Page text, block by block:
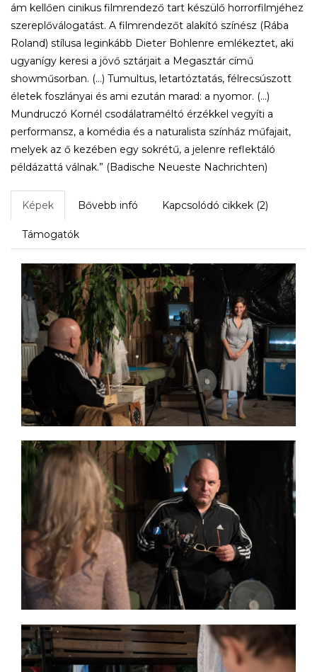
ám kellően cinikus filmrendező tart készülő horrorfilmjéhez
szereplőválogatást. A filmrendezőt alakító színész (Rába
Roland) stílusa leginkább Dieter Bohlenre emlékeztet, aki
ugyanígy keresi a jövő sztárjait a Megasztár című
showműsorban. (...) Tumultus, letartóztatás, félrecsúszott
életek foszlányai és ami ezután marad: a nyomor. (…)
Mundruczó Kornél csodálatraméltó érzékkel vegyíti a
performansz, a komédia és a naturalista színház műfajait,
melyek az ő kezében egy sokrétű, a jelenre reflektáló
példázattá válnak.” (Badische Neueste Nachrichten)
Képek Bővebb infó Kapcsolódó cikkek (2)
Támogatók